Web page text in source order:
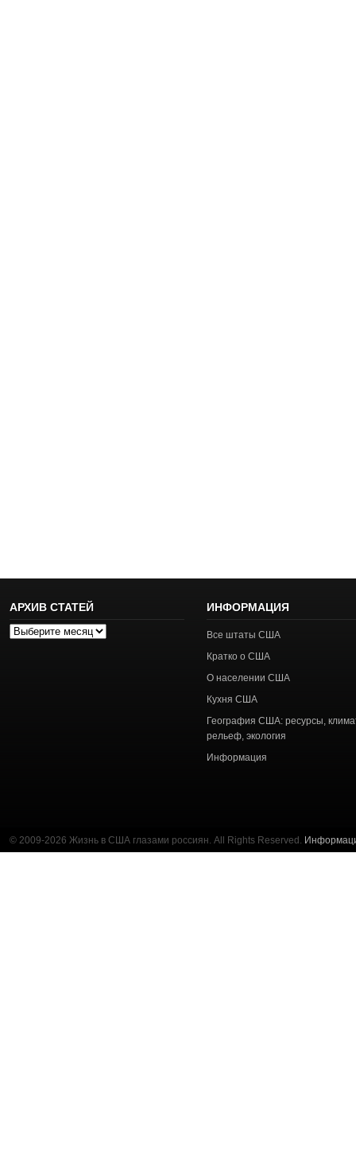
АРХИВ СТАТЕЙ
Архив
ИНФОРМАЦИЯ
Все штаты США
Кратко о США
О населении США
Кухня США
География США: ресурсы,
рельеф, экология
Информация
© 2009-2026 Жизнь в США глазами россиян. All Rights Reserved.